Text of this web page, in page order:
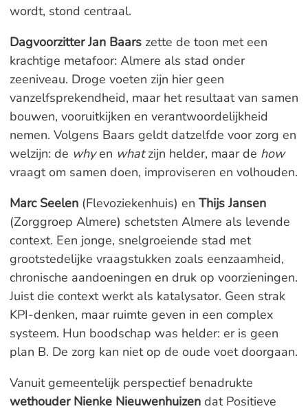
wordt, stond centraal.
Dagvoorzitter Jan Baarszette de toon met een
krachtige metafoor: Almere als stad onder
zeeniveau. Droge voeten zijn hier geen
vanzelfsprekendheid, maar het resultaat van samen
bouwen, vooruitkijken en verantwoordelijkheid
nemen. Volgens Baars geldt datzelfde voor zorg en
welzijn: de whyen whatzijn helder, maar de how
vraagt om samen doen, improviseren en volhouden.
Marc Seelen(Flevoziekenhuis) en Thijs Jansen
(Zorggroep Almere) schetsten Almere als levende
context. Een jonge, snelgroeiende stad met
grootstedelijke vraagstukken zoals eenzaamheid,
chronische aandoeningen en druk op voorzieningen.
Juist die context werkt als katalysator. Geen strak
KPI-denken, maar ruimte geven in een complex
systeem. Hun boodschap was helder: er is geen
plan B. De zorg kan niet op de oude voet doorgaan.
Vanuit gemeentelijk perspectief benadrukte
wethouder Nienke Nieuwenhuizendat Positieve